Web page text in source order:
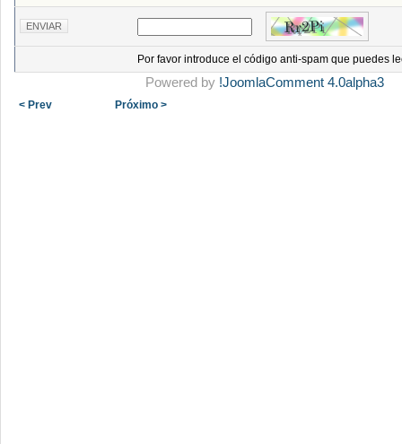
Por favor introduce el código anti-spam que puedes
Powered by !JoomlaComment 4.0alpha3
< Prev Próximo >